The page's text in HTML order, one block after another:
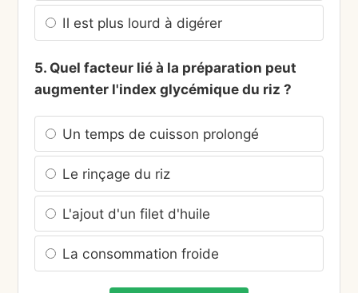
Il est plus lourd à digérer
5. Quel facteur lié à la préparation peut
augmenter l'index glycémique du riz ?
Un temps de cuisson prolongé
Le rinçage du riz
L'ajout d'un filet d'huile
La consommation froide